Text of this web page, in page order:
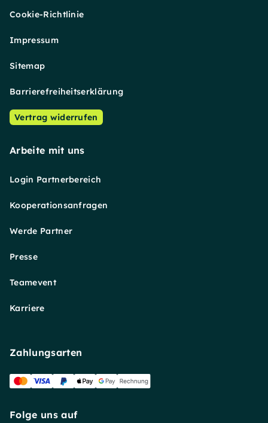
Cookie-Richtlinie
Impressum
Sitemap
Barrierefreiheitserklärung
Vertrag widerrufen
Arbeite mit uns
Login Partnerbereich
Kooperationsanfragen
Werde Partner
Presse
Teamevent
Karriere
Zahlungsarten
Folge uns auf